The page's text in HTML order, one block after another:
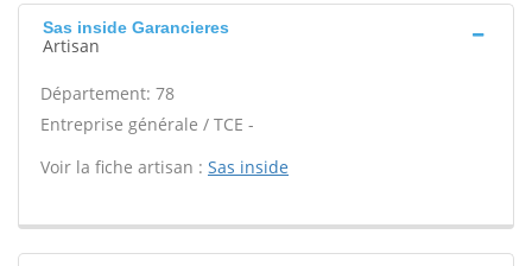
Sas inside Garancieres
Artisan
Département: 78
Entreprise générale / TCE -
Voir la fiche artisan : Sas inside